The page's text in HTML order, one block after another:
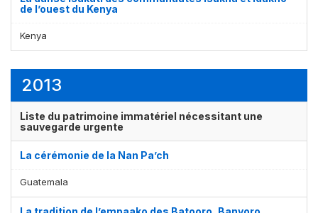
de l’ouest du Kenya
Kenya
2013
Liste du patrimoine immatériel nécessitant une
sauvegarde urgente
La cérémonie de la Nan Pa’ch
Guatemala